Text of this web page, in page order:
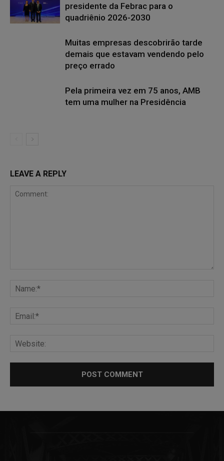
presidente da Febrac para o
quadriênio 2026-2030
Muitas empresas descobrirão tarde
demais que estavam vendendo pelo
preço errado
Pela primeira vez em 75 anos, AMB
tem uma mulher na Presidência
LEAVE A REPLY